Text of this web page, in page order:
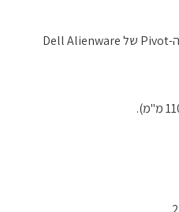
ניתן לכוון את ההטיה, הסיבוב, הגובה וה-Pivot של Dell Alienware